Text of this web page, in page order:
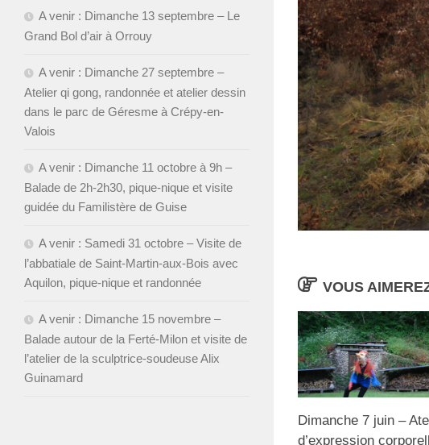
VOUS
Dimanche 7 juin –
d’expression
A venir : Dimanche 13 septembre – Le
Grand Bol d’air à Orrouy
A venir : Dimanche 27 septembre –
Atelier qi gong, randonnée et atelier dessin
dans le parc de Géresme à Crépy-en-
Valois
A venir : Dimanche 11 octobre à 9h –
Balade de 2h-2h30, pique-nique et visite
guidée du Familistère de Guise
A venir : Samedi 31 octobre – Visite de
l’abbatiale de Saint-Martin-aux-Bois avec
Aquilon, pique-nique et randonnée
A venir : Dimanche 15 novembre –
Balade autour de la Ferté-Milon et visite de
l’atelier de la sculptrice-soudeuse Alix
Guinamard